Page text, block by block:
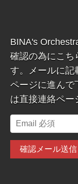
BINA's
確認の為にこち
す。メールに記
ページに進ん
は直接連絡ペー